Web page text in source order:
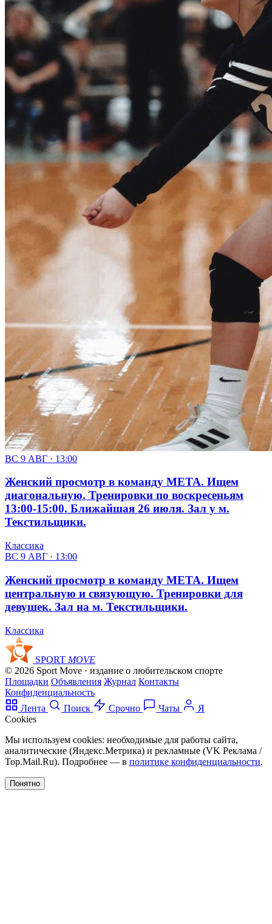
ВС 9 АВГ · 13:00
Женский просмотр в команду МЕТА. Ищем
диагональную. Тренировки по воскресеньям
13:00-15:00. Ближайшая 26 июля. Зал у м.
Текстильщики.
Классика
ВС 9 АВГ · 13:00
Женский просмотр в команду МЕТА. Ищем
центральную и связующую. Тренировки для
девушек. Зал на м. Текстильщики.
Классика
SPORT MOVE
© 2026 Sport Move · издание о любительском спорте
Площадки Объявления Журнал Контакты
Конфиденциальность
Лента
Поиск Срочно Чаты
Я
Cookies
Мы используем cookies: необходимые для работы сайта,
аналитические (Яндекс.Метрика) и рекламные (VK Реклама /
Top.Mail.Ru). Подробнее — в политике конфиденциальности.
Понятно